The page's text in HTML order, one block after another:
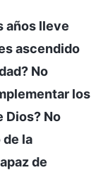
años lleve
ascendido
No
los
Dios? No
la
de